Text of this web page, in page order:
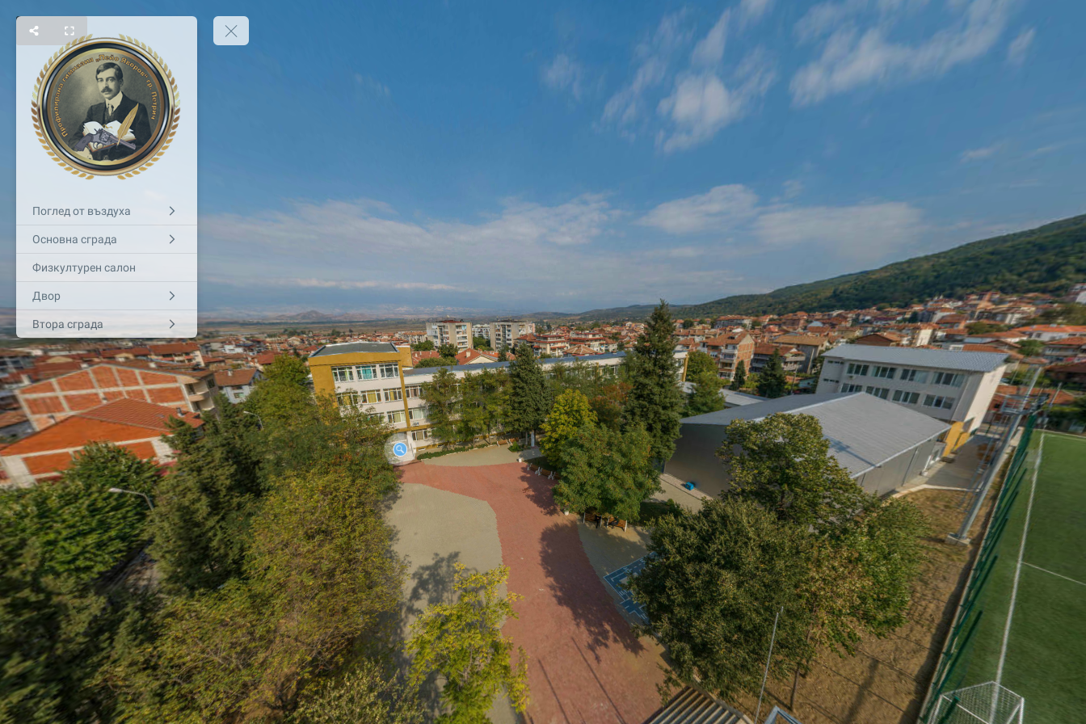
Поглед от въздуха
Основна сграда
Физкултурен салон
Двор
Втора сграда